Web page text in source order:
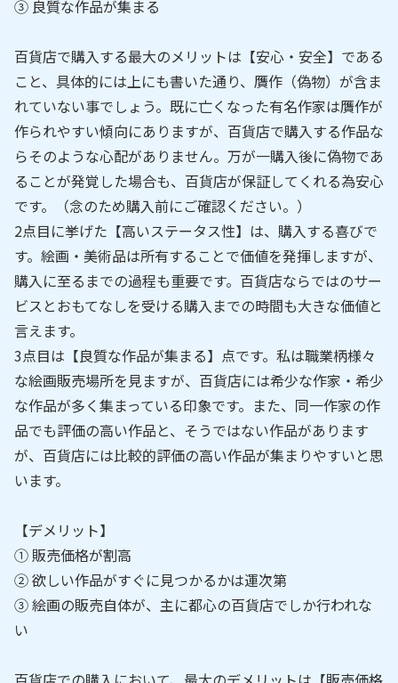
③ 良質な作品が集まる
百貨店で購入する最大のメリットは【安心・安全】である
こと、具体的には上にも書いた通り、贋作（偽物）が含ま
れていない事でしょう。既に亡くなった有名作家は贋作が
作られやすい傾向にありますが、百貨店で購入する作品な
らそのような心配がありません。万が一購入後に偽物であ
ることが発覚した場合も、百貨店が保証してくれる為安心
です。（念のため購入前にご確認ください。）
2点目に挙げた【高いステータス性】は、購入する喜びで
す。絵画・美術品は所有することで価値を発揮しますが、
購入に至るまでの過程も重要です。百貨店ならではのサー
ビスとおもてなしを受ける購入までの時間も大きな価値と
言えます。
3点目は【良質な作品が集まる】点です。私は職業柄様々
な絵画販売場所を見ますが、百貨店には希少な作家・希少
な作品が多く集まっている印象です。また、同一作家の作
品でも評価の高い作品と、そうではない作品があります
が、百貨店には比較的評価の高い作品が集まりやすいと思
います。
【デメリット】
① 販売価格が割高
② 欲しい作品がすぐに見つかるかは運次第
③ 絵画の販売自体が、主に都心の百貨店でしか行われな
い